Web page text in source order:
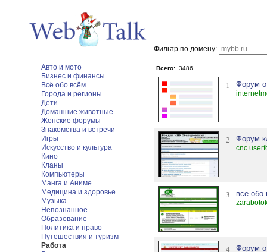
Фильтр по домену:
Авто и мото
Бизнес и финансы
Всё обо всём
Города и регионы
Дети
Домашние животные
Женские форумы
Знакомства и встречи
Игры
Искусство и культура
Кино
Кланы
Компьютеры
Манга и Аниме
Медицина и здоровье
Музыка
Непознанное
Образование
Политика и право
Путешествия и туризм
Работа
Всего: 3486
1 Форум о
2 Форум
3 все обо
4
Форум о